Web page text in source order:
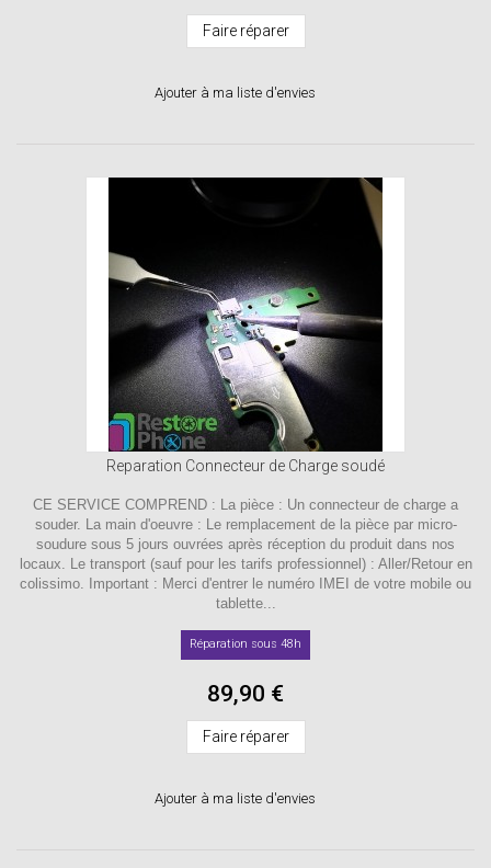
Faire réparer
Ajouter à ma liste d'envies
Reparation Connecteur de Charge soudé
CE SERVICE COMPREND : La pièce : Un connecteur de charge a
souder. La main d'oeuvre : Le remplacement de la pièce par micro-
soudure sous 5 jours ouvrées après réception du produit dans nos
locaux. Le transport (sauf pour les tarifs professionnel) : Aller/Retour en
colissimo. Important : Merci d'entrer le numéro IMEI de votre mobile ou
tablette...
Réparation sous 48h
89,90 €
Faire réparer
Ajouter à ma liste d'envies